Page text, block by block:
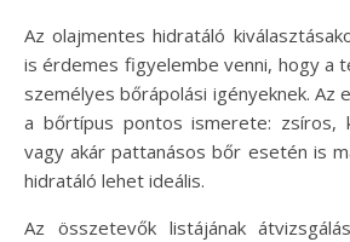
Az olajmentes hidratáló
is érdemes figyelembe venni, hogy a
személyes bőrápolási igényeknek. Az
a bőrtípus pontos ismerete: zsíros,
vagy akár pattanásos bőr esetén is
hidratáló lehet ideális.
Az összetevők listájának